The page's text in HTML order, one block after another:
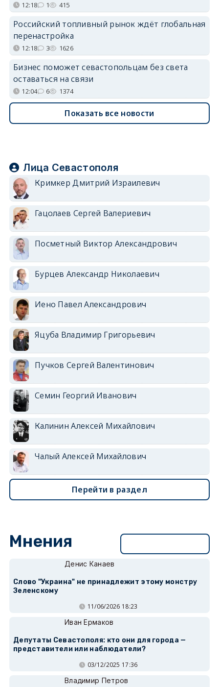
12:18 1 415
Российский топливный рынок ждёт глобальная
перенастройка
12:18 3 1626
Бизнес поможет севастопольцам без света
оставаться на связи
12:04 6 1374
Показать все новости
Лица Севастополя
Кримкер Дмитрий Израилевич
Гацолаев Сергей Валериевич
Посметный Виктор Александрович
Бурцев Александр Николаевич
Иено Павел Александрович
Яцуба Владимир Григорьевич
Пучков Сергей Валентинович
Семин Георгий Иванович
Калинин Алексей Михайлович
Чалый Алексей Михайлович
Перейти в раздел
Мнения
Денис Канаев
Слово "Украина" не принадлежит этому монстру
Зеленскому
11/06/2026 18:23
Иван Ермаков
Депутаты Севастополя: кто они для города —
представители или наблюдатели?
03/12/2025 17:36
Владимир Петров